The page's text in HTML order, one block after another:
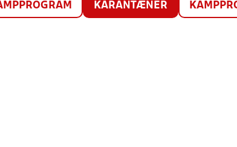
KARANTÆNER